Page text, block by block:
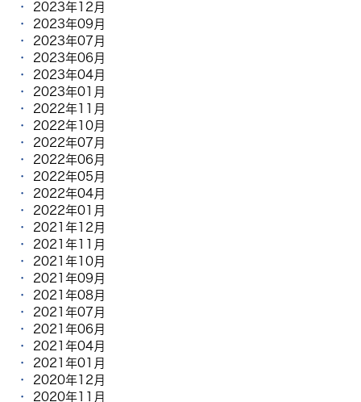
2023年12月
2023年09月
2023年07月
2023年06月
2023年04月
2023年01月
2022年11月
2022年10月
2022年07月
2022年06月
2022年05月
2022年04月
2022年01月
2021年12月
2021年11月
2021年10月
2021年09月
2021年08月
2021年07月
2021年06月
2021年04月
2021年01月
2020年12月
2020年11月